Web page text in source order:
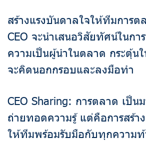
สร้างแรงบันดาลใจให้ทีมการต
CEO จะนำเสนอวิสัยทัศน์ในกา
ความเป็นผู้นำในตลาด กระตุ้น
จะคิดนอกกรอบและลงมือทำ
CEO Sharing: การตลาด เป็น
ถ่ายทอดความรู้ แต่คือการสร้า
ให้ทีมพร้อมรับมือกับทุกความ